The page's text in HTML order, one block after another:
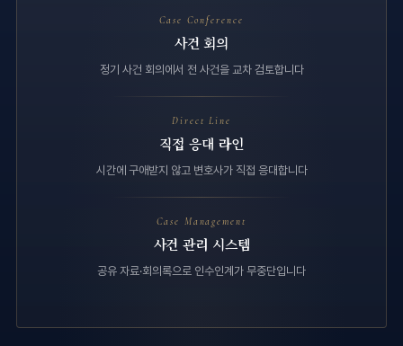
Case Conference
사건 회의
정기 사건 회의에서 전 사건을 교차 검토합니다
Direct Line
직접 응대 라인
시간에 구애받지 않고 변호사가 직접 응대합니다
Case Management
사건 관리 시스템
공유 자료·회의록으로 인수인계가 무중단입니다